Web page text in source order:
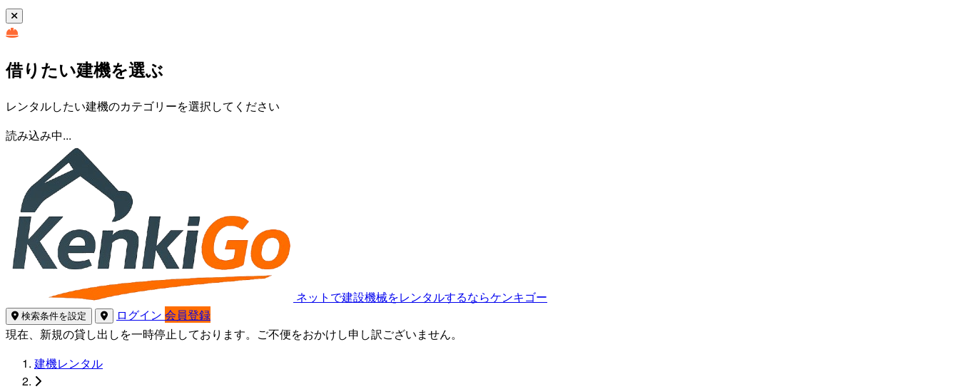
借りたい建機を選ぶ
レンタルしたい建機のカテゴリーを選択してください
読み込み中...
ネットで建設機械をレンタルするならケンキゴー
検索条件を設定 ログイン 会員登録
現在、新規の貸し出しを一時停止しております。ご不便をおかけし申し訳ございません。
建機レンタル